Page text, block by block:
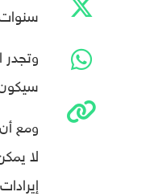
وتجدر
سيكون
ومع
لا